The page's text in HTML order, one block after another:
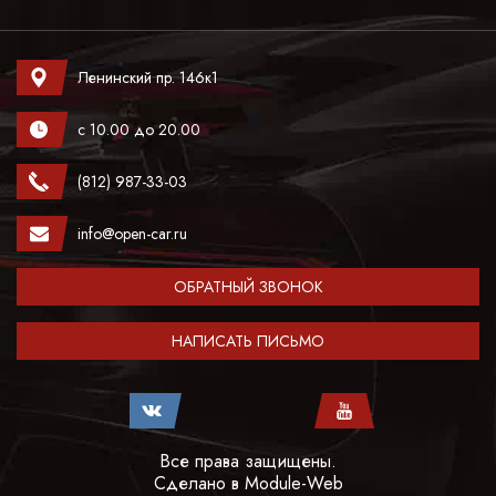
Ленинский пр. 146к1
с 10.00 до 20.00
(812) 987-33-03
info@open-car.ru
ОБРАТНЫЙ ЗВОНОК
НАПИСАТЬ ПИСЬМО
Все права защищены.
Сделано в Module-Web